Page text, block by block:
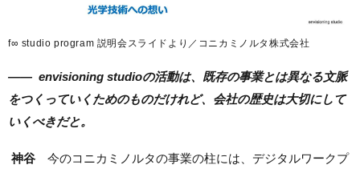
f∞ studio program 説明会スライドより／コニカミノルタ株式会社
—— envisioning studioの活動は、既存の事業とは異なる文脈
をつくっていくためのものだけれど、会社の歴史は大切にして
いくべきだと。
神谷 今のコニカミノルタの事業の柱には、デジタルワークプ